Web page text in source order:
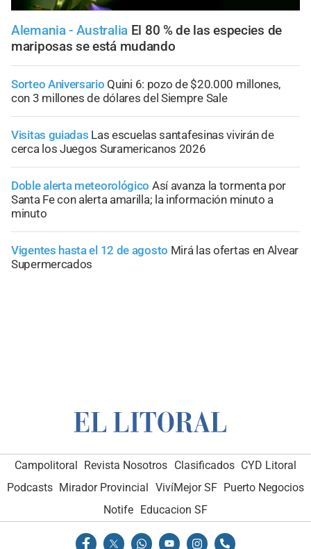
Alemania - Australia El 80 % de las especies de
mariposas se está mudando
Sorteo Aniversario Quini 6: pozo de $20.000 millones,
con 3 millones de dólares del Siempre Sale
Visitas guiadas Las escuelas santafesinas vivirán de
cerca los Juegos Suramericanos 2026
Doble alerta meteorológico Así avanza la tormenta por
Santa Fe con alerta amarilla; la información minuto a
minuto
Vigentes hasta el 12 de agosto Mirá las ofertas en Alvear
Supermercados
Campolitoral Revista Nosotros Clasificados CYD Litoral
Podcasts Mirador Provincial VivíMejor SF Puerto Negocios
Notife
Educacion SF